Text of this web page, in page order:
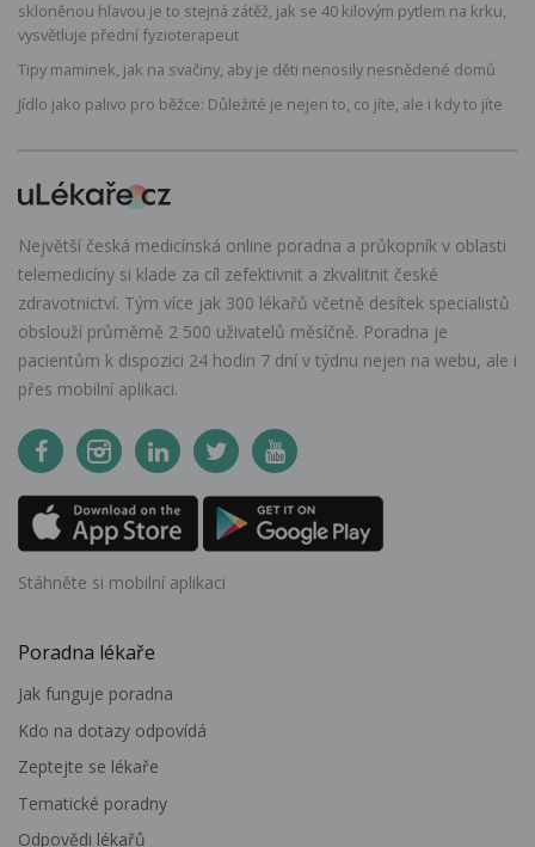
skloněnou hlavou je to stejná zátěž, jak se 40 kilovým pytlem na krku,
vysvětluje přední fyzioterapeut
Tipy maminek, jak na svačiny, aby je děti nenosily nesnědené domů
Jídlo jako palivo pro běžce: Důležité je nejen to, co jíte, ale i kdy to jíte
Největší česká medicínská online poradna a průkopník v oblasti
telemedicíny si klade za cíl zefektivnit a zkvalitnit české
zdravotnictví. Tým více jak 300 lékařů včetně desítek specialistů
obslouží průměrně 2 500 uživatelů měsíčně. Poradna je
pacientům k dispozici 24 hodin 7 dní v týdnu nejen na webu, ale i
přes mobilní aplikaci.
Stáhněte si mobilní aplikaci
Poradna lékaře
Jak funguje poradna
Kdo na dotazy odpovídá
Zeptejte se lékaře
Tematické poradny
Odpovědi lékařů